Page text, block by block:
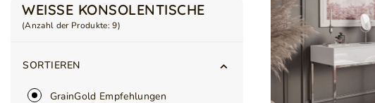
WEISSE KONSOLENTISCHE
(Anzahl der Produkte:9)
SORTIEREN
GrainGold Empfehlungen